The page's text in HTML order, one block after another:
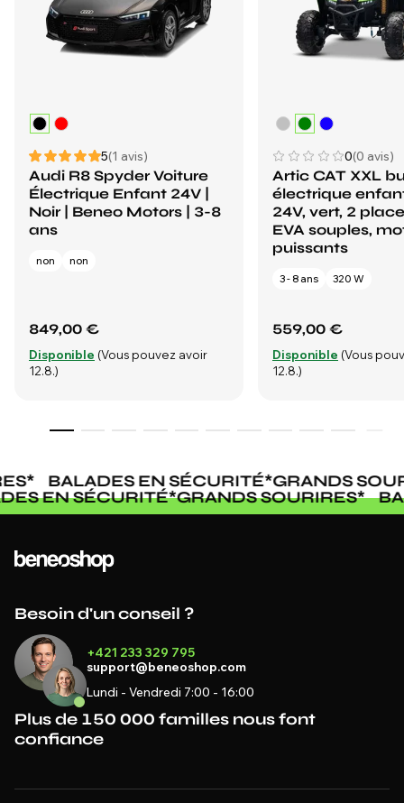
5(1 avis)
Audi R8 Spyder Voiture
Électrique Enfant 24V |
Noir | Beneo Motors | 3-8
ans
non non
849,00 €
Disponible (Vous pouvez avoir
12.8.)
0(0 avis)
Artic CAT XXL
électrique
24V, vert, 2
EVA souples,
puissants
3 - 8 ans 320 W
559,00 €
Disponible (Vous
12.8.)
* BALADES EN SÉCURITÉ*GRANDS
EN SÉCURITÉ*GRANDS SOURIRES*
Besoin d'un conseil ?
+421 233 329 795
support@beneoshop.com
Lundi - Vendredi 7:00 - 16:00
Plus de 150 000 familles nous font
confiance